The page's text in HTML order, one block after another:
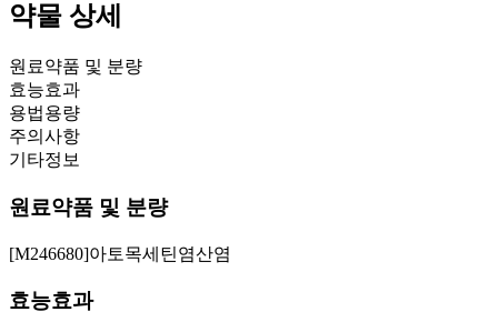
약물 상세
원료약품 및 분량
효능효과
용법용량
주의사항
기타정보
원료약품 및 분량
[M246680]아토목세틴염산염
효능효과